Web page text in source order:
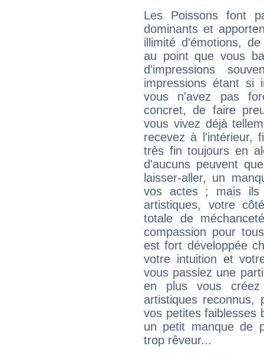
Les Poissons font
dominants et
illimité d'émotions,
au point que vous
d'impressions
impressions étant si
vous n'avez pas
concret, de faire
vous vivez déjà
recevez à l'intérieur,
très fin toujours en
d'aucuns peuvent
laisser-aller, un
vos actes ; mais ils
artistiques, votre
totale de
compassion pour
est fort développée
votre intuition et
vous passiez une
en plus vous
artistiques reconnus,
vos petites faiblesses
un petit manque de
trop rêveur...